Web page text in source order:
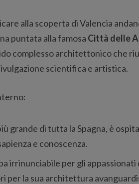
alla scoperta di Valencia
puntata alla famosa Città delle
complesso architettonico che
scientifica e artistica.
grande di tutta la Spagna, è
e conoscenza.
irrinunciabile per gli appassionati
per la sua architettura